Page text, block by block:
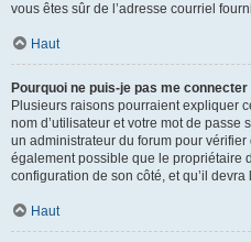
vous êtes sûr de l’adresse courriel
Haut
Pourquoi ne puis-je pas me connecter
Plusieurs raisons pourraient expliquer
nom d’utilisateur et votre mot de passe
un administrateur du forum pour
également possible que le propriétaire
configuration de son côté, et qu’il devra
Haut